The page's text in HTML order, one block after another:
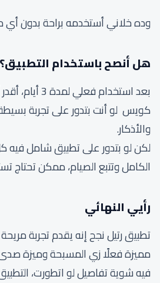
وده خلاني أستخدمه براحة بدون
هل أنصح باستخدام التطبيق؟
بعد استخدام
كويس لو أنت بتدور على تجربة
والأذكار.
لكن لو بتدور على تطبيق شامل فيه
الكامل وتتبع الصيام، ممكن تحتاج
رأيي النهائي
تطبيق رتيل نجح إنه يقدم تجربة
مميزة فعلًا زي المسبحة وميزة
فيه شوية تفاصيل لو اتطورت،